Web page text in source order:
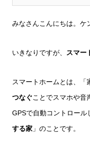
みなさんこんにちは。ケ
いきなりですが、 スマー
スマートホームとは、「
つなぐことでスマホや音
GPSで自動コントロール
する家 」のことです。